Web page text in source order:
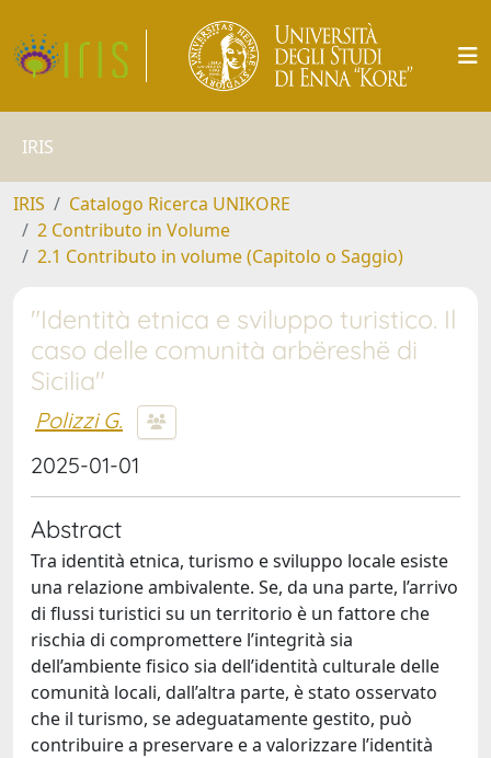
IRIS
IRIS
Catalogo Ricerca UNIKORE
2 Contributo in Volume
2.1 Contributo in volume (Capitolo o Saggio)
"Identità etnica e sviluppo turistico. Il
caso delle​ comunità arbëreshë di
Sicilia"
Polizzi G.
2025-01-01
Abstract
Tra identità etnica, turismo e sviluppo locale esiste
una relazione ambivalente. Se, da una parte, l’arrivo
di flussi turistici su un territorio è un fattore che
rischia di compromettere l’integrità sia
dell’ambiente fisico sia dell’identità culturale delle
comunità locali, dall’altra parte, è stato osservato
che il turismo, se adeguatamente gestito, può
contribuire a preservare e a valorizzare l’identità